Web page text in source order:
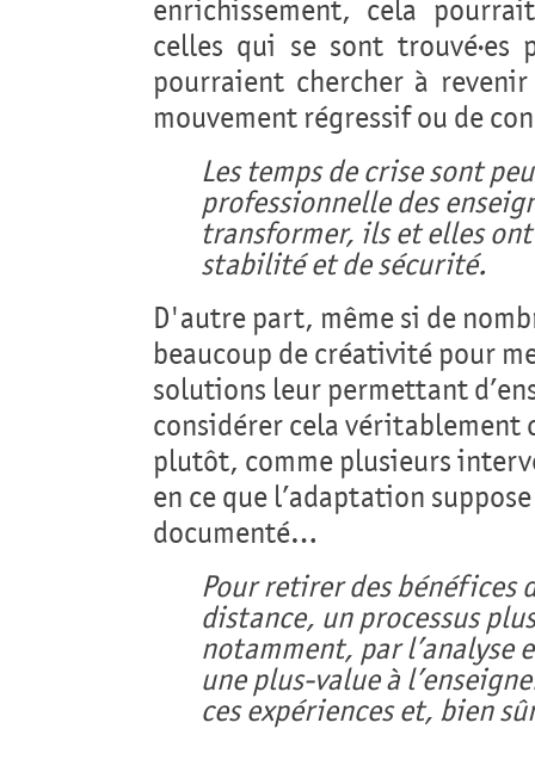
enrichissement, cela
celles qui se sont
pourraient chercher à
mouvement régressif ou de
Les temps de crise sont
professionnelle des
transformer, ils et elles
stabilité et de sécurité.
D'autre part, même si de
beaucoup de créativité pour
solutions leur permettant
considérer cela véritablement
plutôt, comme plusieurs
en ce que l’adaptation
documenté…
Pour retirer des bénéfices
distance, un processus
notamment, par l’analyse
une plus-value à
ces expériences et, bien